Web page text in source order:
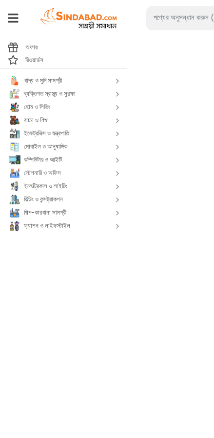
অফার
রিওয়ার্ডস
খাদ্য ও মুদি সামগ্রী
ব্যক্তিগত স্বাস্থ্য ও সুরক্ষা
হোম ও লিভিং
বাচ্চা ও শিশু
ইলেক্ট্রনিক্স ও যন্ত্রপাতি
মোবাইল ও আনুষাঙ্গিক
কম্পিউটার ও আইটি
স্টেশনারি ও অফিস
ইলেক্ট্রিকাল ও লাইটিং
বিল্ডিং ও কন্সট্রাকশন
শিল্প-কারখানা সামগ্রী
ফ্যাশন ও লাইফস্টাইল